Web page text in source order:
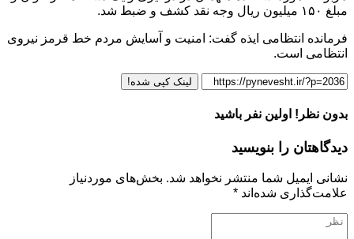
مبلغ ۱۵۰ میلیون ریال وجه نقد کشف و ضبط شد.
فرمانده انتظامی ایذه گفت: امنیت و آسایش مردم خط قرمز نیروی
انتظامی است.
لینک کپی شده!
بدون نظر! اولین نفر باشید
دیدگاهتان را بنویسید
نشانی ایمیل شما منتشر نخواهد شد. بخش‌های موردنیاز
علامت‌گذاری شده‌اند *